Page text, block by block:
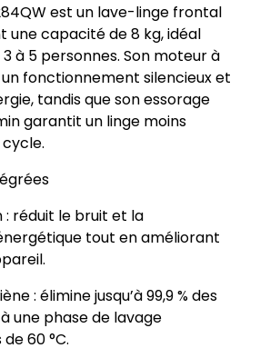
est un lave-linge frontal
une capacité de 8 kg, idéal
à 5 personnes. Son moteur à
fonctionnement silencieux et
tandis que son essorage
garantit un linge moins
: réduit le bruit et la
tout en améliorant
: élimine jusqu’à 99,9 % des
une phase de lavage
60 °C.